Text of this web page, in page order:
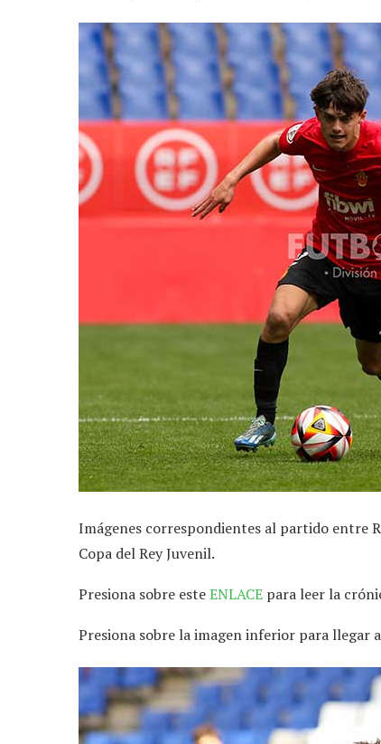
Imágenes correspondientes al partido entre
Copa del Rey Juvenil.
Presiona sobre esteENLACE para leer la
Presiona sobre la imagen inferior para llegar